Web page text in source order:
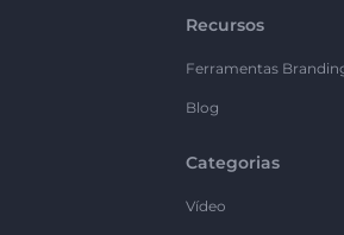
Recursos
Ferramentas
Blog
Categorias
Vídeo